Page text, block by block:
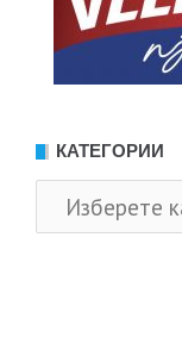
КАТЕГОРИИ
Категории